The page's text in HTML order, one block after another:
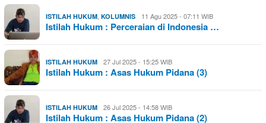
ISTILAH HUKUM, KOLUMNIS 11 Agu 2025 - 07:11 WIB
Istilah Hukum : Perceraian di Indonesia …
ISTILAH HUKUM 27 Jul 2025 - 15:25 WIB
Istilah Hukum : Asas Hukum Pidana (3)
ISTILAH HUKUM 26 Jul 2025 - 14:58 WIB
Istilah Hukum : Asas Hukum Pidana (2)